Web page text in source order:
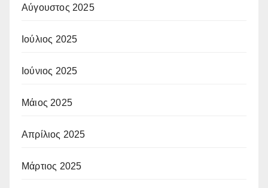
Αύγουστος 2025
Ιούλιος 2025
Ιούνιος 2025
Μάιος 2025
Απρίλιος 2025
Μάρτιος 2025